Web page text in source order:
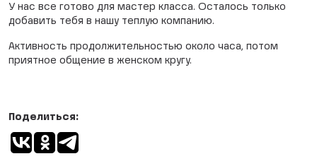
У нас все готово для мастер класса. Осталось только
добавить тебя в нашу теплую компанию.
Активность продолжительностью около часа, потом
приятное общение в женском кругу.
Поделиться: